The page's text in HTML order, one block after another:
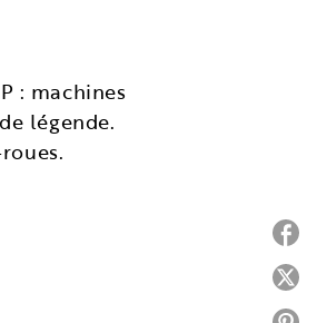
: machines
légende.